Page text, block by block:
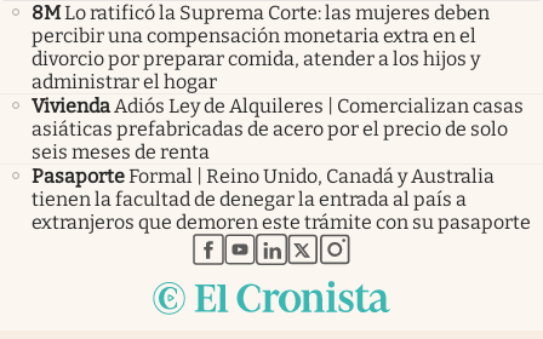
8MLo ratificó la Suprema Corte: las mujeres deben
percibir una compensación monetaria extra en el
divorcio por preparar comida, atender a los hijos y
administrar el hogar
ViviendaAdiós Ley de Alquileres | Comercializan casas
asiáticas prefabricadas de acero por el precio de solo
seis meses de renta
PasaporteFormal | Reino Unido, Canadá y Australia
tienen la facultad de denegar la entrada al país a
extranjeros que demoren este trámite con su pasaporte
abre en nueva pestaña
abre en nueva pestaña
abre en nueva pestaña
abre en nueva pestaña
abre en nueva pestaña